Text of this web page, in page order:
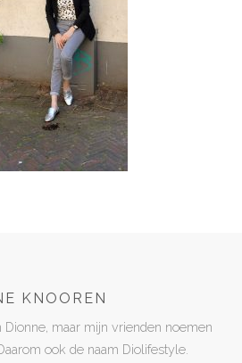
KNOOREN
Dionne, maar mijn vrienden noemen
ook de naam Diolifestyle.